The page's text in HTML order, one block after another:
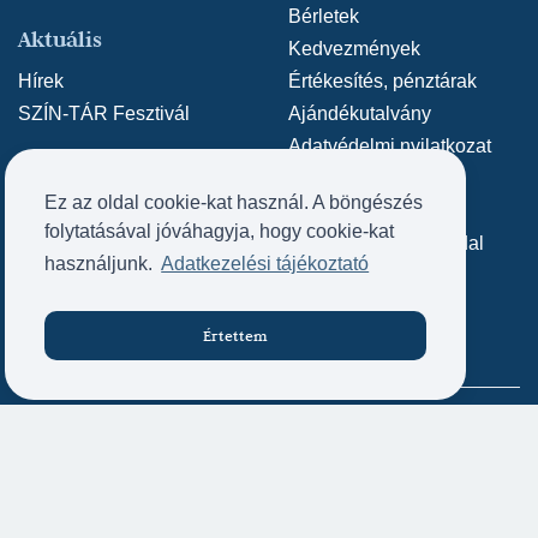
Ez az oldal cookie-kat használ. A böngészés
folytatásával jóváhagyja, hogy cookie-kat
használjunk. Adatkezelési tájékoztató
Értettem
Jegyvásárlás
Amadeus Hoffmann: A diótörő (2014/2015) -
Hópehely, Egér, Konyakmeggy, Vendég,
Nyalóka - Kecskeméti Színház Erkély(rendező:
Barta Dóra)
Antonio Vivaldi - Max Richter: A négy évszak
Kamaraszínház(koreográfus: Barta Dóra)
Aktuális
Hírek
SZÍN-TÁR Fesztivál
Bérletek
Kedvezmények
Értékesítés, pénztárak
Ajándékutalvány
Adatvédelmi nyilatkozat
Archív weboldal
Archív SZÍN-TÁR oldal
Kapcsolat
Kapcsolat